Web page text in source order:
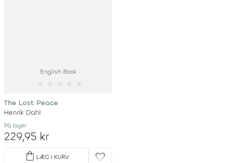
English Book
The Lost Peace
Henrik Dahl
På lager
229,95 kr
shopping_bag LÆG I KURV favorite